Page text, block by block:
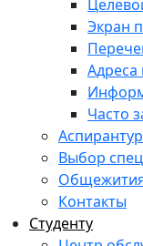
Экран
Адреса
Часто
Выбор
Контакты
Студенту